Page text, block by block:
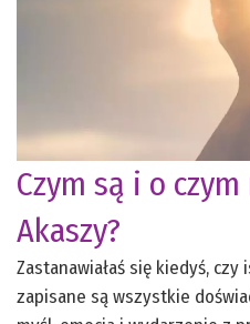
Czym są i o
Akaszy?
Zastanawiałaś się kiedyś,
zapisane są wszystkie